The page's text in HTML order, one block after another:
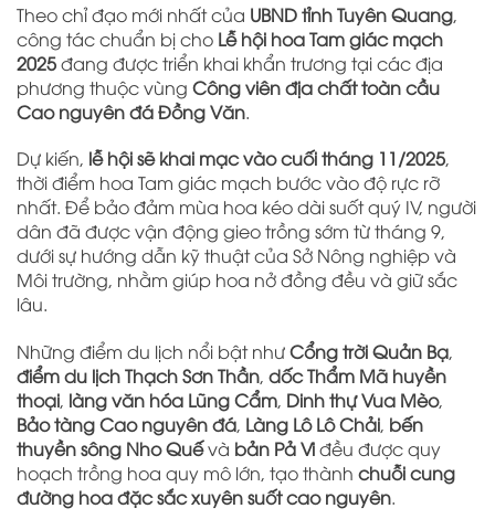
Theo chỉ đạo mới nhất của UBND tỉnh Tuyên Quang,
công tác chuẩn bị cho Lễ hội hoa Tam giác mạch
2025đang được triển khai khẩn trương tại các địa
phương thuộc vùng Công viên địa chất toàn cầu
Cao nguyên đá Đồng Văn.
Dự kiến, lễ hội sẽ khai mạc vào cuối tháng 11/2025,
thời điểm hoa Tam giác mạch bước vào độ rực rỡ
nhất. Để bảo đảm mùa hoa kéo dài suốt quý IV, người
dân đã được vận động gieo trồng sớm từ tháng 9,
dưới sự hướng dẫn kỹ thuật của Sở Nông nghiệp và
Môi trường, nhằm giúp hoa nở đồng đều và giữ sắc
lâu.
Những điểm du lịch nổi bật nhưCổng trời Quản Bạ,
điểm du lịch Thạch Sơn Thần, dốc Thẩm Mã huyền
thoại, làng văn hóa Lũng Cẩm, Dinh thự Vua Mèo,
Bảo tàng Cao nguyên đá, Làng Lô Lô Chải, bến
thuyền sông Nho Quếvà bản Pả Viđều được quy
hoạch trồng hoa quy mô lớn, tạo thành chuỗi cung
đường hoa đặc sắc xuyên suốt cao nguyên.